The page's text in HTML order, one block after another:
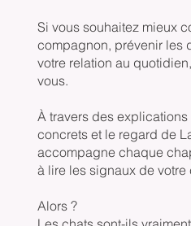
Si vous souhaitez mieux
compagnon, prévenir les
votre relation au
vous.
À travers des
concrets et le regard de
accompagne chaque
à lire les signaux de votre
Alors ?